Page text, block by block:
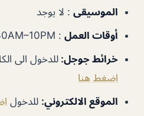
الموسيقى : لا يوجد
أوقات العمل : 7:30AM–10PM
خرائط جوجل: للدخول الى
اضغط هنا
الموقع الالكتروني: للدخول